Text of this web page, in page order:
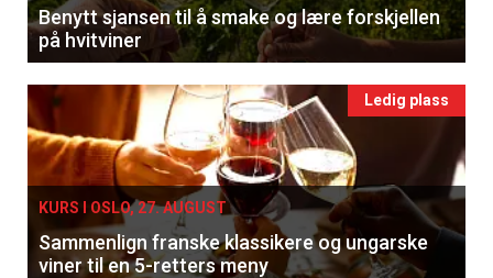
Benytt sjansen til å smake og lære forskjellen
på hvitviner
Ledig plass
KURS I OSLO, 27. AUGUST
Sammenlign franske klassikere og ungarske
viner til en 5-retters meny